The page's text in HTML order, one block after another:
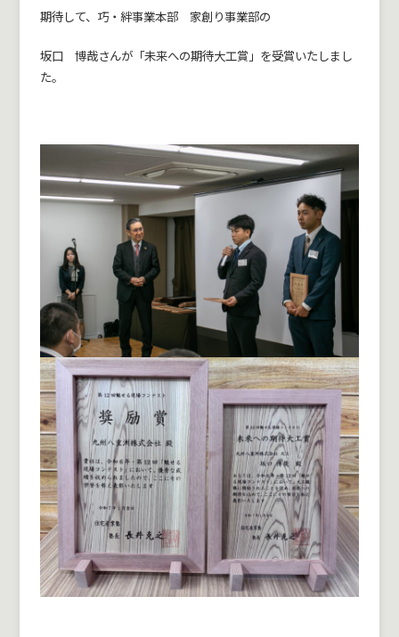
期待して、巧・絆事業本部 家創り事業部の
坂口 博哉さんが「未来への期待大工賞」を受賞いたしまし
た。